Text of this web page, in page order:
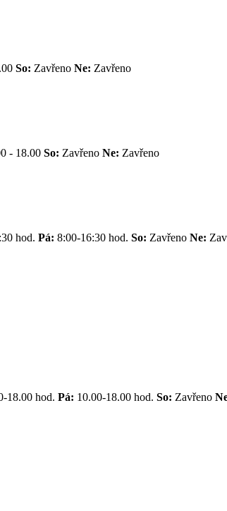
So: Zavřeno Ne: Zavřeno
- 18.00 So: Zavřeno Ne: Zavřeno
hod. Pá: 8:00-16:30 hod. So: Zavřeno Ne:
18.00 hod. Pá: 10.00-18.00 hod. So: Zavřeno